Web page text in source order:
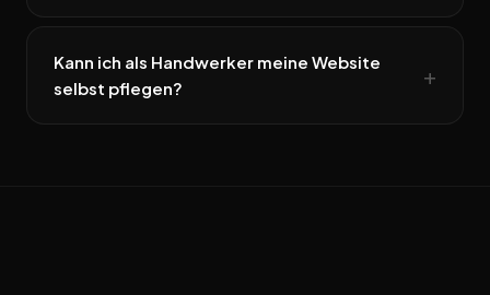
Kann ich als Handwerker meine Website
selbst pflegen?